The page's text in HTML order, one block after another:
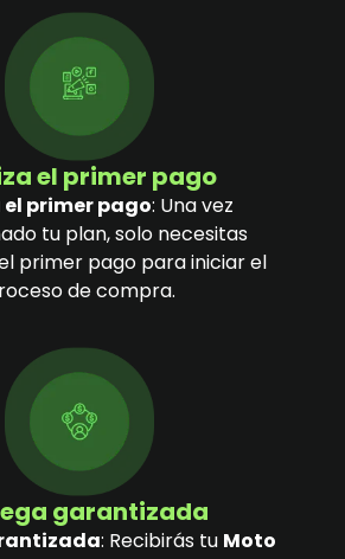
el primer pago
el primer pago: Una vez
tu plan, solo necesitas
primer pago para iniciar el
de compra.
garantizada
: Recibirás tu Moto